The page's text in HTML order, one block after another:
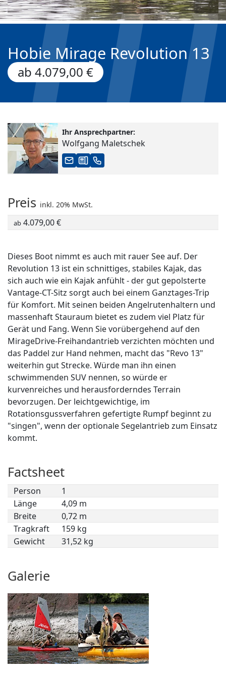
Hobie Mirage Revolution 13
ab 4.079,00 €
Ihr Ansprechpartner:
Wolfgang Maletschek
Preis inkl. 20% MwSt.
ab 4.079,00 €
Dieses Boot nimmt es auch mit rauer See auf. Der
Revolution 13 ist ein schnittiges, stabiles Kajak, das
sich auch wie ein Kajak anfühlt - der gut gepolsterte
Vantage-CT-Sitz sorgt auch bei einem Ganztages-Trip
für Komfort. Mit seinen beiden Angelrutenhaltern und
massenhaft Stauraum bietet es zudem viel Platz für
Gerät und Fang. Wenn Sie vorübergehend auf den
MirageDrive-Freihandantrieb verzichten möchten und
das Paddel zur Hand nehmen, macht das "Revo 13"
weiterhin gut Strecke. Würde man ihn einen
schwimmenden SUV nennen, so würde er
kurvenreiches und herausforderndes Terrain
bevorzugen. Der leichtgewichtige, im
Rotationsgussverfahren gefertigte Rumpf beginnt zu
"singen", wenn der optionale Segelantrieb zum Einsatz
kommt.
Factsheet
Person
1
Länge
4,09 m
Breite
0,72 m
Tragkraft
159 kg
Gewicht
31,52 kg
Galerie